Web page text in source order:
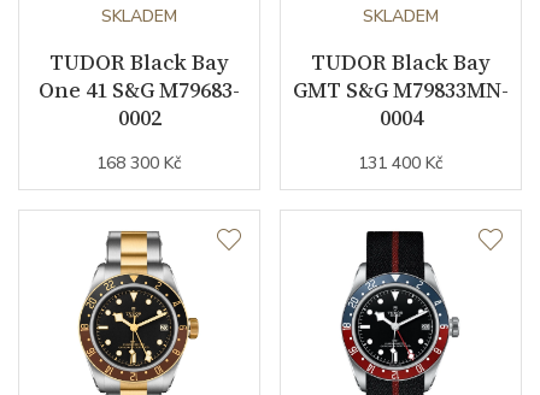
Rezerva chodu strojku
Kalibr strojku automatický nátah
Kameny strojku
Kyvy strojku
Datumovka
Sekundová ručka
SKLADEM
TUDOR Black Bay
One 41 S&G M79683-
0002
168 300 Kč
SKLADEM
TUDOR Black Bay
GMT S&G M79833MN-
0004
131 400 Kč